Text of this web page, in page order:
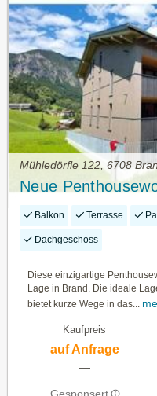
Mühledörfle 122, 6708
Neue
Balkon Terrasse
Dachgeschoss
Diese einzigartige
Lage in Brand. Die ideale
bietet kurze Wege in das...
Kaufpreis
auf Anfrage
—